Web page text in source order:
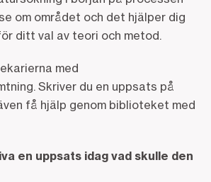
om området och det hjälper dig
ditt val av teori och metod.
med
Skriver du en uppsats på
få hjälp genom biblioteket med
en uppsats idag vad skulle den